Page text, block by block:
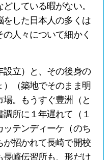
している暇がない。
をした日本人の多くは
人々について細かく
立）と、その後身の
（築地でそのまま明
。もうすぐ豊洲（と
所に１年遅れて（１
ッテンディーケ（のち
が招かれて長崎で開校
長崎伝習所も、形だけ